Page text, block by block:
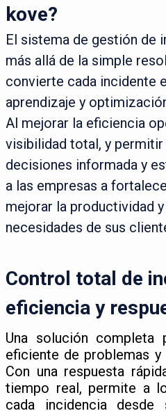
kove?
El sistema de gestión de
más allá de la simple
convierte cada incidente
aprendizaje y
Al mejorar la eficiencia
visibilidad total, y permitir
decisiones informada y
a las empresas a
mejorar la productividad
necesidades de sus
Control total de
eficiencia y
Una solución completa
eficiente de problemas
Con una respuesta
tiempo real, permite a
cada incidencia desde